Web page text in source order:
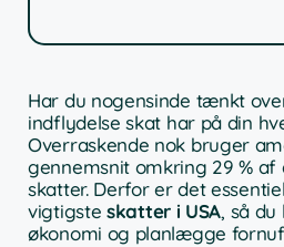
Har du nogensinde tænkt
indflydelse skat har på din
Overraskende nok bruger
gennemsnit omkring 29 % af
skatter. Derfor er det
vigtigste skatter i USA, så du
økonomi og planlægge